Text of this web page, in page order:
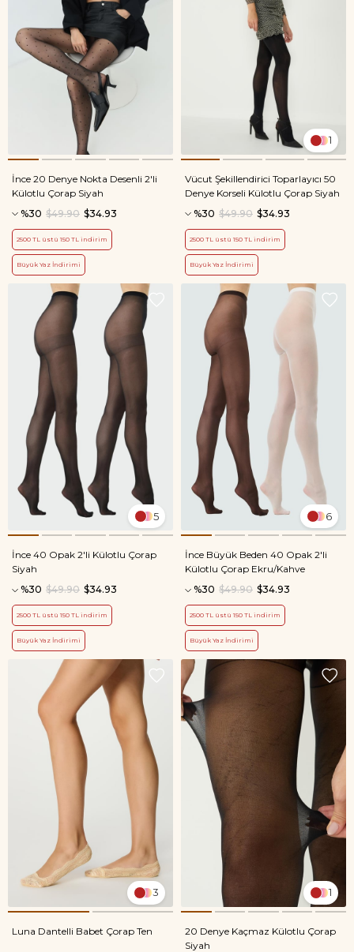
İnce 20 Denye Nokta Desenli 2'li
Külotlu Çorap Siyah
%30
$34.93
$49.90
2500 TL üstü 150 TL indirim
Büyük Yaz İndirimi
1
Vücut Şekillendirici Toparlayıcı 50
Denye Korseli Külotlu Çorap Siyah
%30
$34.93
$49.90
2500 TL üstü 150 TL indirim
Büyük Yaz İndirimi
5
İnce 40 Opak 2'li Külotlu Çorap
Siyah
%30
$34.93
$49.90
2500 TL üstü 150 TL indirim
Büyük Yaz İndirimi
6
İnce Büyük Beden 40 Opak 2'li
Külotlu Çorap Ekru/Kahve
%30
$34.93
$49.90
2500 TL üstü 150 TL indirim
Büyük Yaz İndirimi
3
Luna Dantelli Babet Çorap Ten
1
20 Denye Kaçmaz Külotlu Çorap
Siyah